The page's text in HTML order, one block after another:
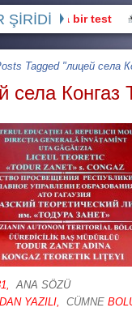
ŞİRİDİbir test
Tagged "лицей села
села Конгаз
ANA SÖZÜ
YAZILI,
CÜMNE